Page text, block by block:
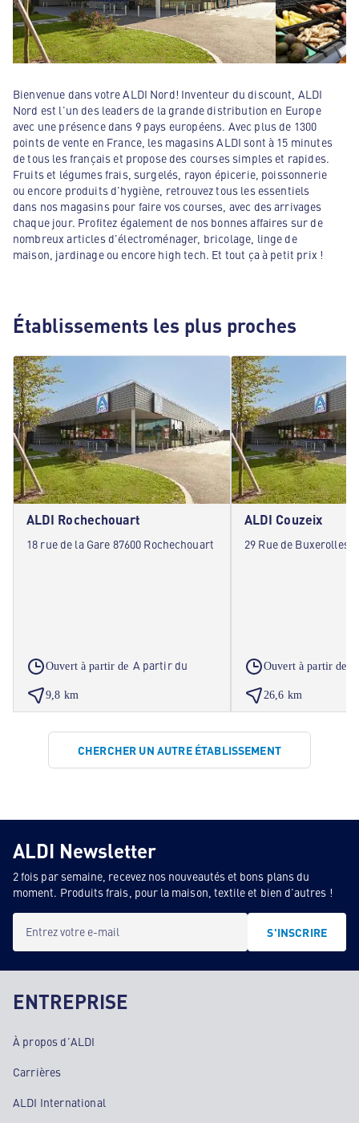
Bienvenue dans votre ALDI Nord! Inventeur du discount, ALDI
Nord est l'un des leaders de la grande distribution en Europe
avec une présence dans 9 pays européens. Avec plus de 1300
points de vente en France, les magasins ALDI sont à 15 minutes
de tous les français et propose des courses simples et rapides.
Fruits et légumes frais, surgelés, rayon épicerie, poissonnerie
ou encore produits d'hygiène, retrouvez tous les essentiels
dans nos magasins pour faire vos courses, avec des arrivages
chaque jour. Profitez également de nos bonnes affaires sur de
nombreux articles d'électroménager, bricolage, linge de
maison, jardinage ou encore high tech. Et tout ça à petit prix !
Établissements les plus proches
ALDI Rochechouart
18 rue de la Gare 87600 Rochechouart
Ouvert à partir de A partir du
9,8 km
ALDI Couzeix
29 Rue de Buxerolles
Ouvert à partir de
26,6 km
CHERCHER UN AUTRE ÉTABLISSEMENT
ALDI Newsletter
2 fois par semaine, recevez nos nouveautés et bons plans du
moment. Produits frais, pour la maison, textile et bien d'autres !
Entrez votre e-mail S'INSCRIRE
ENTREPRISE
À propos d'ALDI
Carrières
ALDI International